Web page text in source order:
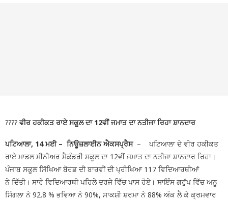
ਚੈਨਲ ਨੂੰ ਲੀਗਲ ਨੋਟਿਸ ਜਾਰੀ
???? ਵੀਰ ਹਕੀਕਤ ਰਾਏ ਸਕੂਲ ਦਾ 12ਵੀਂ ਜਮਾਤ ਦਾ ਨਤੀਜਾ ਰਿਹਾ ਸ਼ਾਨਦਾਰ
ਪਟਿਆਲਾ, 14 ਮਈ – ਨਿਊਜ਼ਲਾਈਨ ਐਕਸਪ੍ਰੈਸ– ਪਟਿਆਲਾ ਦੇ ਵੀਰ ਹਕੀਕਤ
ਰਾਏ ਮਾਡਲ ਸੀਨੀਅਰ ਸੈਕੰਡਰੀ ਸਕੂਲ ਦਾ 12ਵੀਂ ਜਮਾਤ ਦਾ ਨਤੀਜਾ ਸ਼ਾਨਦਾਰ ਰਿਹਾ।
ਪੰਜਾਬ ਸਕੂਲ ਸਿੱਖਿਆ ਬੋਰਡ ਦੀ ਬਾਰਵੀਂ ਦੀ ਪ੍ਰੀਖਿਆ 117 ਵਿਦਿਆਰਥੀਆਂ
ਨੇ ਦਿੱਤੀ। ਸਾਰੇ ਵਿਦਿਆਰਥੀ ਪਹਿਲੇ ਦਰਜੇ ਵਿੱਚ ਪਾਸ ਹੋਏ। ਸਾਇੰਸ ਗਰੁੱਪ ਵਿੱਚ ਅਨੂ
ਸਿੰਗਲਾ ਨੇ 92.8 % ਭਵਿਆ ਨੇ 90%, ਸਾਕਸ਼ੀ ਸ਼ਰਮਾ ਨੇ 88% ਅੰਕ ਲੈ ਕੇ ਕ੍ਰਮਵਾਰ